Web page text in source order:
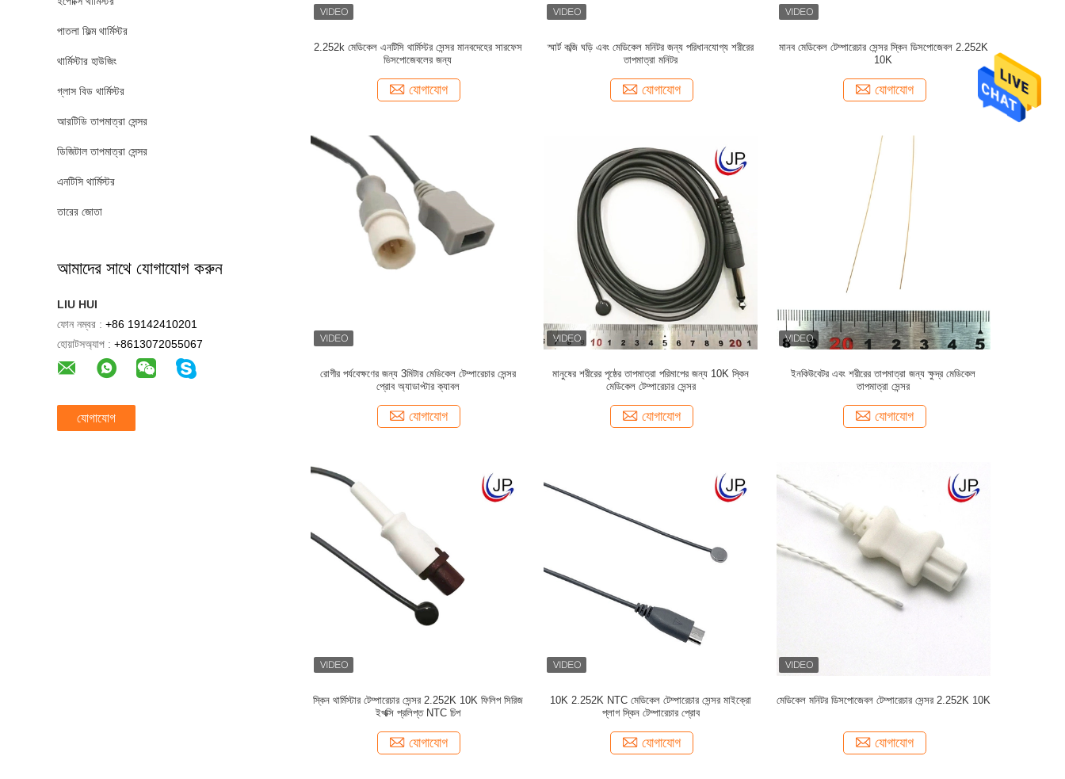
পাতলা ফিল্ম থার্মিস্টর
থার্মিস্টার হাউজিং
গ্লাস বিড থার্মিস্টর
আরটিডি তাপমাত্রা সেন্সর
ডিজিটাল তাপমাত্রা সেন্সর
এনটিসি থার্মিস্টর
তারের জোতা
আমাদের সাথে যোগাযোগ করুন
LIU HUI
ফোন নম্বর : +86 19142410201
হোয়াটসঅ্যাপ : +8613072055067
যোগাযোগ
2.252k মেডিকেল এনটিসি থার্মিস্টর সেন্সর মানবদেহের সারফেস
ডিসপোজেবলের জন্য
যোগাযোগ
স্মার্ট কব্জি ঘড়ি এবং মেডিকেল মনিটর জন্য পরিধানযোগ্য শরীরের
তাপমাত্রা মনিটর
যোগাযোগ
মানব মেডিকেল টেম্পারেচার সেন্সর স্কিন ডিসপোজেবল 2.252K
10K
যোগাযোগ
রোগীর পর্যবেক্ষণের জন্য 3মিটার মেডিকেল টেম্পারেচার সেন্সর
প্রোব অ্যাডাপ্টার ক্যাবল
যোগাযোগ
মানুষের শরীরের পৃষ্ঠের তাপমাত্রা পরিমাপের জন্য 10K স্কিন
মেডিকেল টেম্পারেচার সেন্সর
যোগাযোগ
ইনকিউবেটর এবং শরীরের তাপমাত্রা জন্য ক্ষুদ্র মেডিকেল
তাপমাত্রা সেন্সর
যোগাযোগ
স্কিন থার্মিস্টার টেম্পারেচার সেন্সর 2.252K 10K ফিলিপ সিরিজ
ইপক্সি প্রলিপ্ত NTC চিপ
যোগাযোগ
10K 2.252K NTC মেডিকেল টেম্পারেচার সেন্সর মাইক্রো
প্লাগ স্কিন টেম্পারেচার প্রোব
যোগাযোগ
মেডিকেল মনিটর ডিসপোজেবল টেম্পারেচার সেন্সর 2.252K 10K
যোগাযোগ